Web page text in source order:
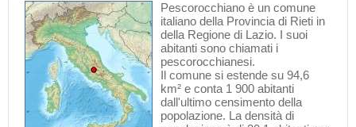
Pescorocchiano è un comune
italiano della Provincia di Rieti in
della Regione di Lazio. I suoi
abitanti sono chiamati i
pescorocchianesi.
Il comune si estende su 94,6
km² e conta 1 900 abitanti
dall'ultimo censimento della
popolazione. La densità di